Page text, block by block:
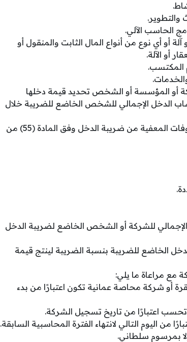
والتطوير.
الحاسب الآلي.
أو أي نوع من أنواع المال الثابت والمنقول أو
أو الآلة.
المكتسب.
أو المؤسسة أو الشخص تحديد قيمة دخلها
الدخل الإجمالي للشخص الخاضع للضريبة خلال
يتم تحديد المصروفات المعفية من ضريبة الدخل وفق المادة (55) من
للشركة أو الشخص الخاضع لضريبة الدخل
الخاضع للضريبة بنسبة الضريبة لينتج قيمة
مع مراعاة ما يلي:
أو شركة محاصة عمانية تكون اعتبارًا من بدء
تحسب اعتبارًا من تاريخ تسجيل الشركة.
من اليوم التالي لانتهاء الفترة المحاسبية السابقة.
بمرسوم سلطاني.